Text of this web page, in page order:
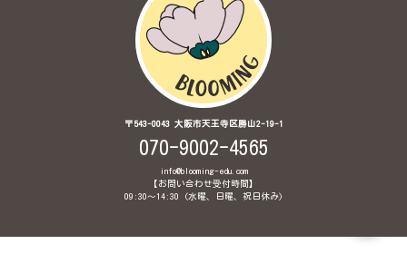
〒543-0043 大阪市天王寺区勝山2-19-1
070-9002-4565
info@blooming-edu.com
【お問い合わせ受付時間】
09:30〜14:30 (水曜、日曜、祝日休み)